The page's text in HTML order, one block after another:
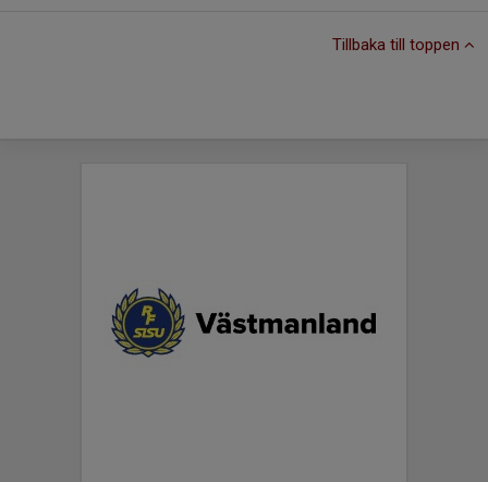
Tillbaka till toppen